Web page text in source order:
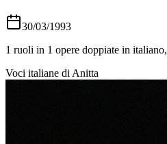
30/03/1993
1 ruoli in 1 opere doppiate in italiano,
Voci italiane di Anitta